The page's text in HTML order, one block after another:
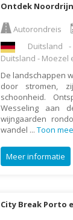
Ontdek
Autorondreis
Duitsland -
Duitsland - Moezel
De landschappen
door stromen,
schoonheid.
Wesseling aan
wijngaarden
wandel ... Toon
Meer informatie
City Break Porto